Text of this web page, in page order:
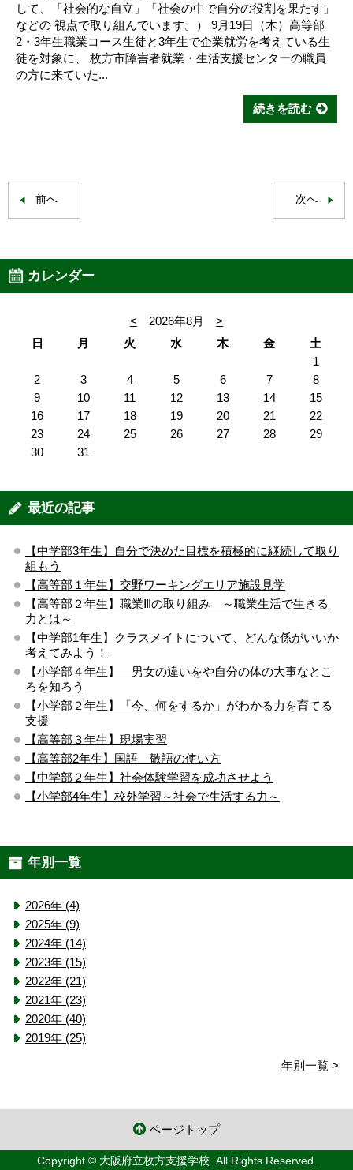
して、「社会的な自立」「社会の中で自分の役割を果たす」
などの 視点で取り組んでいます。） 9月19日（木）高等部
2・3年生職業コース生徒と3年生で企業就労を考えている生
徒を対象に、 枚方市障害者就業・生活支援センターの職員
の方に来ていた...
続きを読む
前へ 次へ
カレンダー
< 2026年8月
>
日
月 火 水 木 金
土
1
2
3 4 5 6 7
8
9
10 11 12 13 14
15
16
17 18 19 20 21
22
23
24 25 26 27 28
29
30
31
最近の記事
【中学部3年生】自分で決めた目標を積極的に継続して取り
組もう
【高等部１年生】交野ワーキングエリア施設見学
【高等部２年生】職業Ⅲの取り組み ～職業生活で生きる
力とは～
【中学部1年生】クラスメイトについて、どんな係がいいか
考えてみよう！
【小学部４年生】 男女の違いをや自分の体の大事なとこ
ろを知ろう
【小学部２年生】「今、何をするか」がわかる力を育てる
支援
【高等部３年生】現場実習
【高等部2年生】国語 敬語の使い方
【中学部２年生】社会体験学習を成功させよう
【小学部4年生】校外学習～社会で生活する力～
年別一覧
2026年 (4)
2025年 (9)
2024年 (14)
2023年 (15)
2022年 (21)
2021年 (23)
2020年 (40)
2019年 (25)
年別一覧 >
ページトップ
Copyright © 大阪府立枚方支援学校. All Rights Reserved.